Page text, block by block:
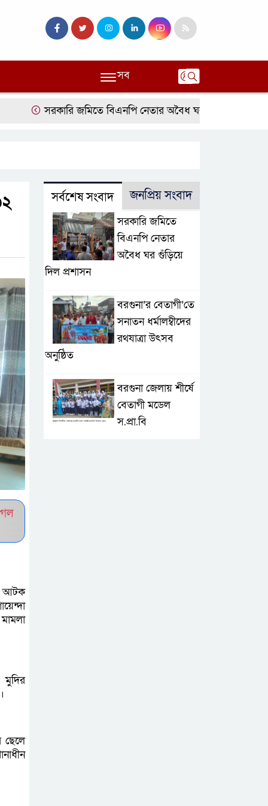
সব
সরকারি জমিতে বিএনপি নেতার অবৈধ ঘর গুঁড়িয়ে দিল প্রশাসন
আটক
মুদির
ছেলে
সর্বশেষ সংবাদ জনপ্রিয় সংবাদ
সরকারি জমিতে
বিএনপি নেতার
অবৈধ ঘর গুঁড়িয়ে
দিল প্রশাসন
বরগুনা’র বেতাগী’তে
সনাতন ধর্মালম্বীদের
রথযাত্রা উৎসব
অনুষ্ঠিত
বরগুনা জেলায় শীর্ষে
বেতাগী মডেল
স.প্রা.বি